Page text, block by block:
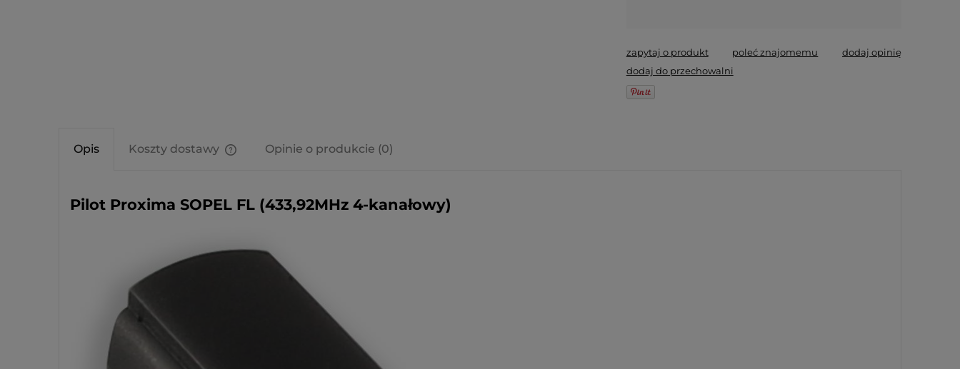
zapytaj o produkt poleć znajomemu
dodaj opinię
dodaj do przechowalni
Opis Koszty dostawy Opinie o produkcie (0)
Pilot Proxima SOPEL FL (433,92MHz 4-kanałowy)